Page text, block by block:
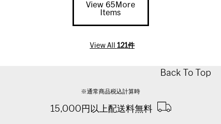
View 65More
Items
View All 121件
Back To Top
※通常商品税込計算時
15,000円以上配送料無料